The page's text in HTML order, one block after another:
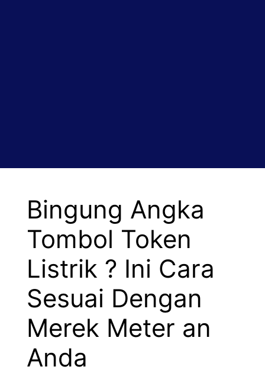
Bingung Angka
Tombol Token
Listrik ? Ini Cara
Sesuai Dengan
Merek Meter an
Anda